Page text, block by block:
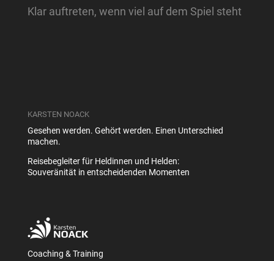
Klar auftreten, wenn viel auf dem Spiel steht
KARSTEN NOACK
Gesehen werden. Gehört werden. Einen Unterschied
machen.
Reisebegleiter für Heldinnen und Helden:
Souveränität in entscheidenden Momenten
Coaching & Training